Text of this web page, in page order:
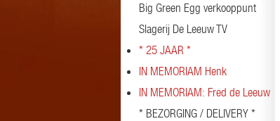
Big Green Egg verkooppunt
Slagerij De Leeuw TV
* 25 JAAR *
IN MEMORIAM Henk
IN MEMORIAM: Fred de Leeuw
* BEZORGING / DELIVERY *